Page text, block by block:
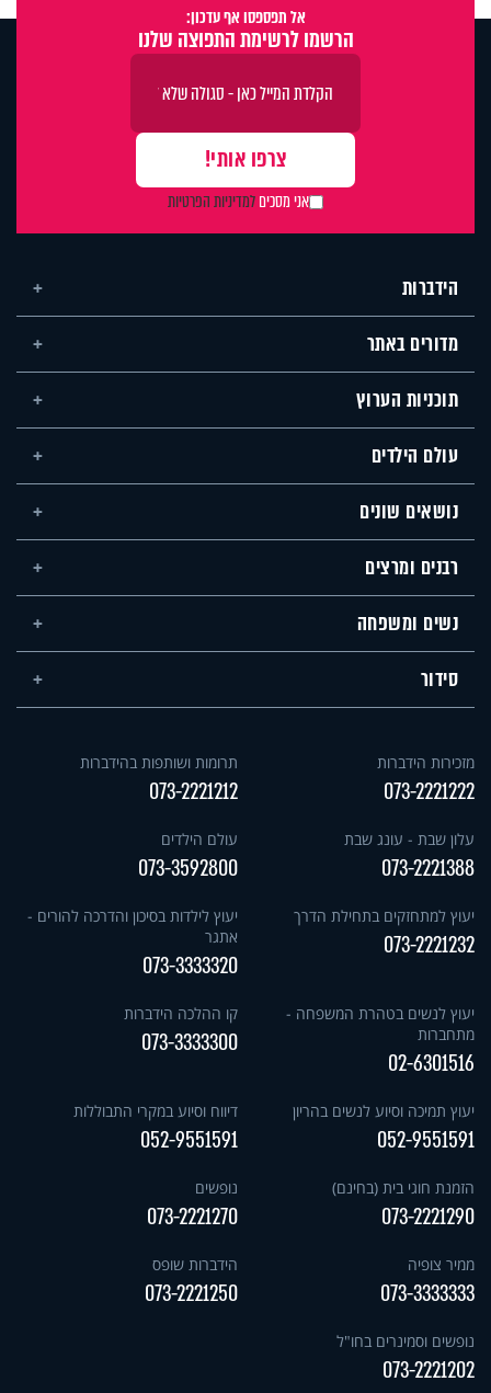
אל תפספסו אף עדכון:
הרשמו לרשימת התפוצה שלנו
אני מסכיםלמדיניות הפרטיות
הידברות
מדורים באתר
תוכניות הערוץ
עולם הילדים
נושאים שונים
רבנים ומרצים
נשים ומשפחה
סידור
מזכירות הידברות
073-2221222
תרומות ושותפות בהידברות
073-2221212
עלון שבת - עונג שבת
073-2221388
עולם הילדים
073-3592800
יעוץ למתחזקים בתחילת הדרך
073-2221232
יעוץ לילדות בסיכון והדרכה להורים -
אתגר
073-3333320
יעוץ לנשים בטהרת המשפחה -
מתחברות
02-6301516
קו ההלכה הידברות
073-3333300
יעוץ תמיכה וסיוע לנשים בהריון
052-9551591
דיווח וסיוע במקרי התבוללות
052-9551591
הזמנת חוגי בית (בחינם)
073-2221290
נופשים
073-2221270
ממיר צופיה
073-3333333
הידברות שופס
073-2221250
נופשים וסמינרים בחו"ל
073-2221202